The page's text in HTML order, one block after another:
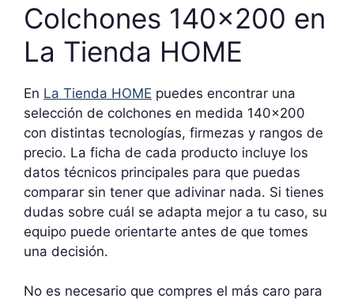
Colchones 140×200 en
La Tienda HOME
En La Tienda HOME puedes encontrar una
selección de colchones en medida 140×200
con distintas tecnologías, firmezas y rangos de
precio. La ficha de cada producto incluye los
datos técnicos principales para que puedas
comparar sin tener que adivinar nada. Si tienes
dudas sobre cuál se adapta mejor a tu caso, su
equipo puede orientarte antes de que tomes
una decisión.
No es necesario que compres el más caro para